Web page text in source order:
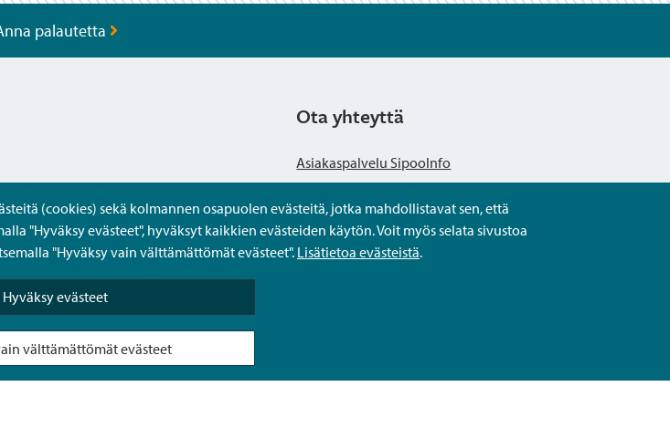
(cookies) sekä kolmannen osapuolen evästeitä, jotka mahdollistavat sen, että
"Hyväksy evästeet", hyväksyt kaikkien evästeiden käytön. Voit myös selata sivustoa
"Hyväksy vain välttämättömät evästeet".Lisätietoa evästeistä.
Hyväksy evästeet
välttämättömät evästeet
palautetta
Sipoon Oma asioinnissa
Ota yhteyttä
Asiakaspalvelu SipooInfo
Anna palautetta nimettömästi
Kysy tai asioi